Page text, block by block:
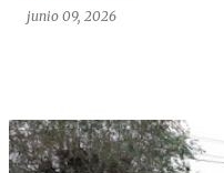
junio 09, 2026